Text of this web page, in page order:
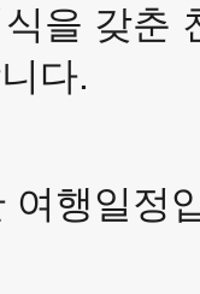
을 갖춘
다.
여행일정